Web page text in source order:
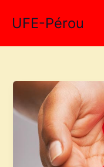
UFE-Pérou